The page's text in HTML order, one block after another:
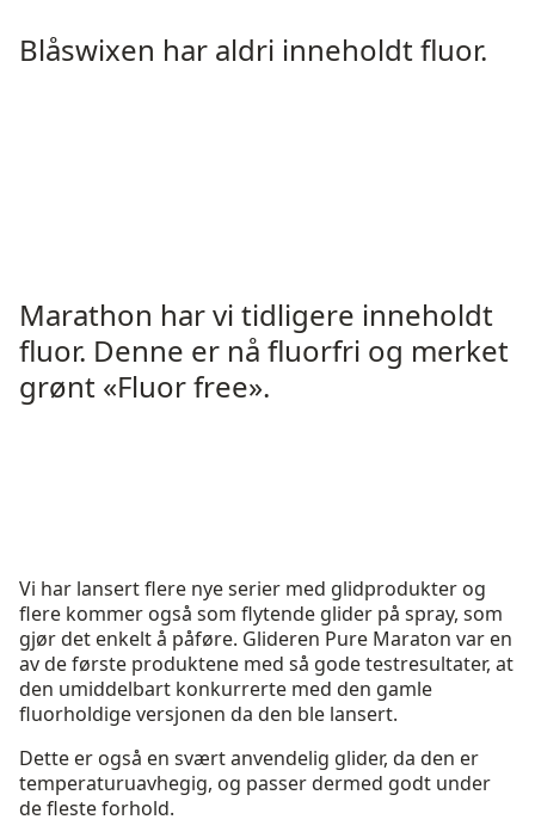
Blåswixen har aldri inneholdt fluor.
Marathon har vi tidligere inneholdt
fluor. Denne er nå fluorfri og merket
grønt «Fluor free».
Vi har lansert flere nye serier med glidprodukter og
flere kommer også som flytende glider på spray, som
gjør det enkelt å påføre. Glideren Pure Maraton var en
av de første produktene med så gode testresultater, at
den umiddelbart konkurrerte med den gamle
fluorholdige versjonen da den ble lansert.
Dette er også en svært anvendelig glider, da den er
temperaturuavhegig, og passer dermed godt under
de fleste forhold.